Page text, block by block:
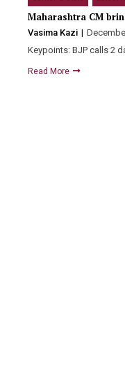
Maharashtra CM
Vasima Kazi
Keypoints: BJP calls 2
Read More